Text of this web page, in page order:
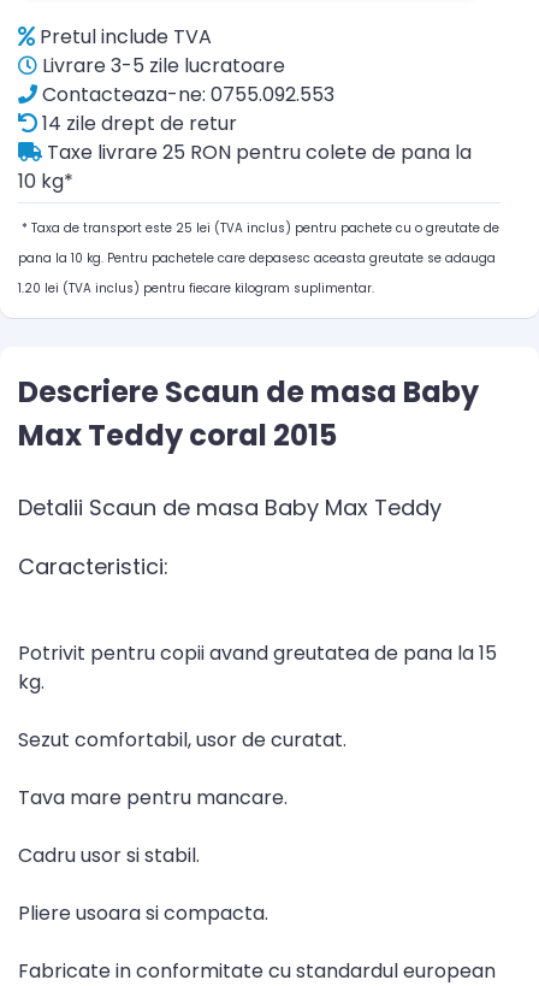
Pretul include TVA
Livrare 3-5 zile lucratoare
Contacteaza-ne: 0755.092.553
14 zile drept de retur
Taxe livrare 25 RON pentru colete de pana la
10 kg*
* Taxa de transport este 25 lei (TVA inclus) pentru pachete cu o greutate de
pana la 10 kg. Pentru pachetele care depasesc aceasta greutate se adauga
1.20 lei (TVA inclus) pentru fiecare kilogram suplimentar.
Descriere Scaun de masa Baby
Max Teddy coral 2015
Detalii Scaun de masa Baby Max Teddy
Caracteristici:
Potrivit pentru copii avand greutatea de pana la 15
kg.
Sezut comfortabil, usor de curatat.
Tava mare pentru mancare.
Cadru usor si stabil.
Pliere usoara si compacta.
Fabricate in conformitate cu standardul european